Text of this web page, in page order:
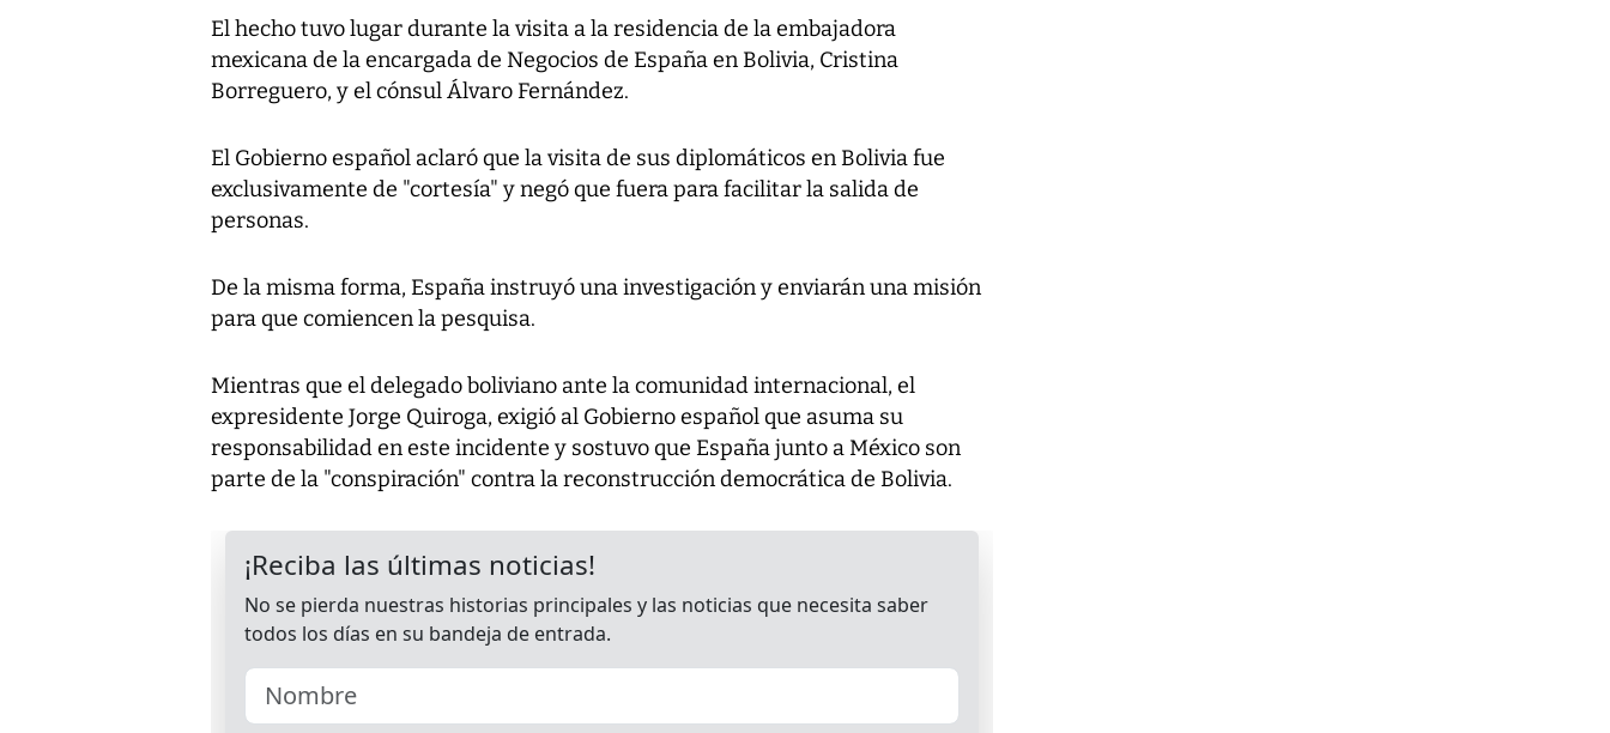
El hecho tuvo lugar durante la visita a la residencia de la embajadora
mexicana de la encargada de Negocios de España en Bolivia, Cristina
Borreguero, y el cónsul Álvaro Fernández.
El Gobierno español aclaró que la visita de sus diplomáticos en Bolivia fue
exclusivamente de "cortesía" y negó que fuera para facilitar la salida de
personas.
De la misma forma, España instruyó una investigación y enviarán una misión
para que comiencen la pesquisa.
Mientras que el delegado boliviano ante la comunidad internacional, el
expresidente Jorge Quiroga, exigió al Gobierno español que asuma su
responsabilidad en este incidente y sostuvo que España junto a México son
parte de la "conspiración" contra la reconstrucción democrática de Bolivia.